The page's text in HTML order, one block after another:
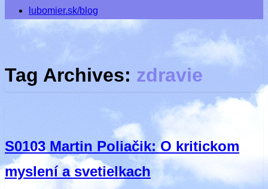
lubomier.sk/blog
Tag Archives: zdravie
S0103 Martin Poliačik: O kritickom
myslení a svetielkach